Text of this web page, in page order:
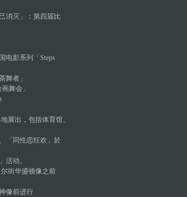
灭」：第四届比
影系列「Steps
者」
舞会」
展出，包括体育馆、
同性恋狂欢」於
动。
街华盛顿像之前
像前进行